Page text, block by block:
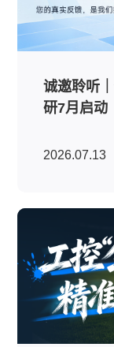
诚邀聆听
研7月启动
2026.07.13